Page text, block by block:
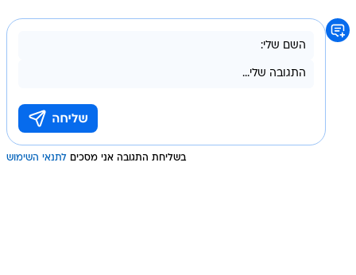
בשליחת התגובה אני מסכים לתנאי השימוש